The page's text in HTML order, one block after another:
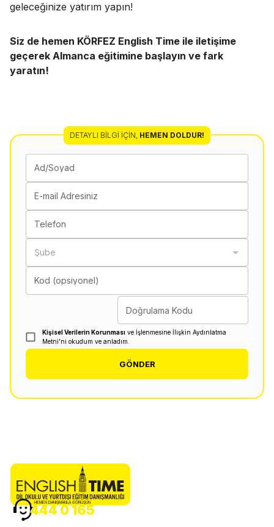
geleceğinize yatırım yapın!
Siz de hemen KÖRFEZ English Time ile iletişime
geçerek Almanca eğitimine başlayın ve fark
yaratın!
DETAYLI BILGI İÇIN, HEMEN DOLDUR!
Ad/Soyad
E-mail Adresiniz
Telefon
Şube
Kod (opsiyonel)
Doğrulama Kodu
Kişisel Verilerin Korunması ve İşlenmesine İlişkin Aydınlatma
Metni'ni okudum ve anladım.
GÖNDER
HEMEN DANIŞMANLA GÖRÜŞÜN
444 0 165